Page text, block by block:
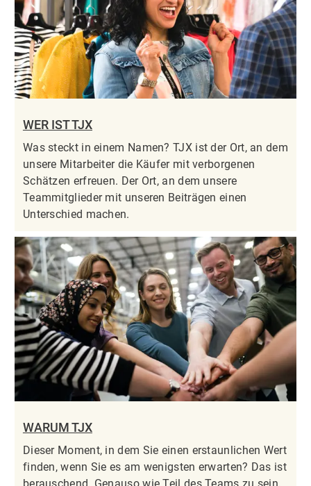
WER IST TJX
Was steckt in einem Namen? TJX ist der Ort, an dem
unsere Mitarbeiter die Käufer mit verborgenen
Schätzen erfreuen. Der Ort, an dem unsere
Teammitglieder mit unseren Beiträgen einen
Unterschied machen.
WARUM TJX
Dieser Moment, in dem Sie einen erstaunlichen Wert
finden, wenn Sie es am wenigsten erwarten? Das ist